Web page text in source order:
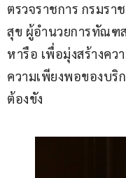
ตรวจราชการ กรมร
สุข ผู้อำนวยการทัณฑ
หารือ เพื่อมุ่งสร้างค
ความเพียงพอของบ
ต้องขัง